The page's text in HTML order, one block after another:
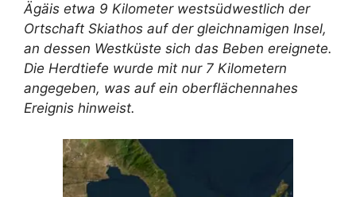
Ägäis etwa 9 Kilometer westsüdwestlich der
Ortschaft Skiathos auf der gleichnamigen Insel,
an dessen Westküste sich das Beben ereignete.
Die Herdtiefe wurde mit nur 7 Kilometern
angegeben, was auf ein oberflächennahes
Ereignis hinweist.